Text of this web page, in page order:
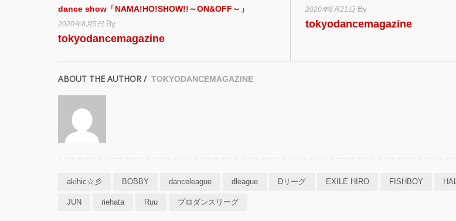
dance show「NAMA!HO!SHOW!!～ON&OFF～」
2020年8月5日 By
tokyodancemagazine
2020年8月21日 By
tokyodancemagazine
ABOUT THE AUTHOR / TOKYODANCEMAGAZINE
akihic☆彡 BOBBY danceleague dleague Dリーグ EXILE HIRO FISHBOY HAL
JUN riehata Ruu プロダンスリーグ